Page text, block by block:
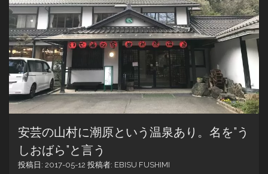
ス
キ
ッ
プ
安芸の山村に潮原という温泉あり。名を”う
しおばら”と言う
投稿日: 2017-05-12 投稿者: EBISU FUSHIMI